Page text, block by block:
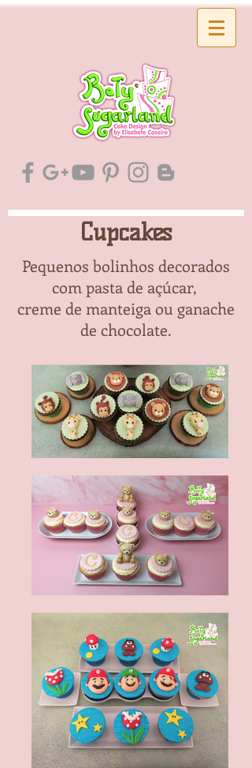
Cupcakes
Pequenos bolinhos decorados
com pasta de açúcar,
creme de manteiga ou ganache
de chocolate.